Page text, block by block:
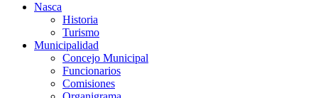
Nasca
Historia
Turismo
Municipalidad
Concejo Municipal
Funcionarios
Comisiones